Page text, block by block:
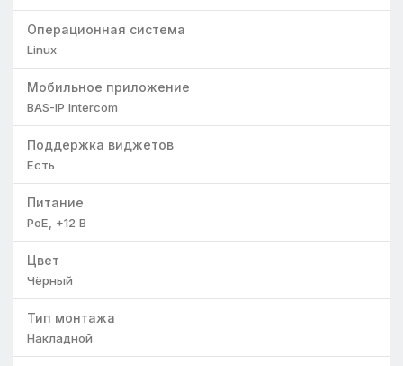
Операционная система
Linux
Мобильное приложение
BAS-IP Intercom
Поддержка виджетов
Есть
Питание
PoE, +12 В
Цвет
Чёрный
Тип монтажа
Накладной